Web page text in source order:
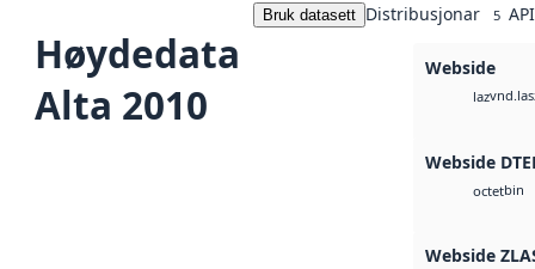
Høydedata
Alta 2010
Bruk datasett Distribusjonar 5
Webside
laz
Webside
octetbin
Webside